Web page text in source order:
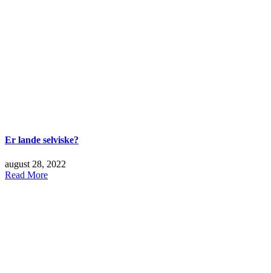
Er lande selviske?
august 28, 2022
Read More